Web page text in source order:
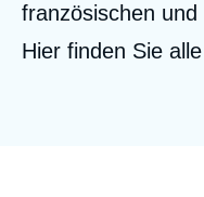
Veröffentlichungen
Über ifri Häufige
französischen
Hier finden Sie